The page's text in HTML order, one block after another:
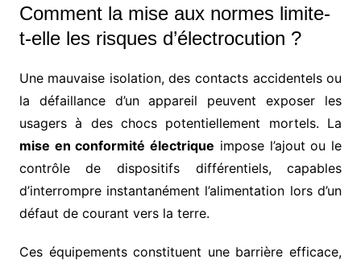
Comment la mise aux normes limite-
t-elle les risques d’électrocution ?
Une mauvaise isolation, des contacts accidentels ou
la défaillance d’un appareil peuvent exposer les
usagers à des chocs potentiellement mortels. La
mise en conformité électrique impose l’ajout ou le
contrôle de dispositifs différentiels, capables
d’interrompre instantanément l’alimentation lors d’un
défaut de courant vers la terre.
Ces équipements constituent une barrière efficace,